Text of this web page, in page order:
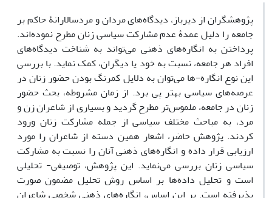
پژوهشگران از دیرباز، دیدگاه‌های مردان و مردسالارانۀ حاکم بر
جامعه را دلیل عمدۀ عدم مشارکت سیاسی زنان مطرح نموده‌اند.
پرداختن به انگاره‌های ذهنی می‌تواند به شناخت دیدگاه‌های
افراد هر جامعه، نسبت به خود یا دیگران، کمک نماید. با بررسی
این نوع انگاره-ها می‌توان به دلایل کمرنگ بودن حضور زنان در
عرصه‌های سیاسی بهتر پی برد. از زمان مشروطه، بحث حضور
زنان در جامعه، ملموس‌تر مطرح گردید و بسیاری از شاعران زن و
مرد، به مباحث مختلف سیاسی از جمله مشارکت زنان ورود
کردند. پژوهش حاضر، اشعار همین دسته از شاعران را مورد
ارزیابی قرار داده و انگاره‌های ذهنی آنان را نسبت به مشارکت
سیاسی زنان بررسی می‌نماید. این پژوهش، توصیفی- تحلیلی
است و تحلیل داده‌ها بر اساس روش تحلیل مضمون صورت
پذیرفته است. بر این اساس، انگاره‌های ذهنی شخصی شاعران